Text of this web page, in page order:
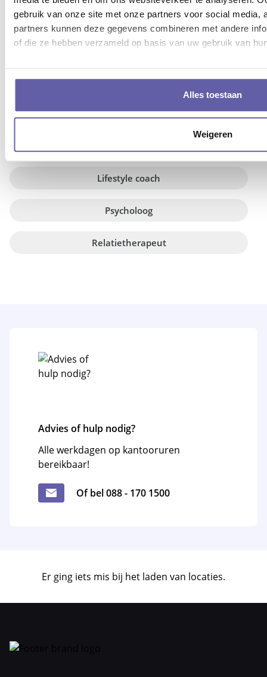
gebruik van onze site met onze partners voor social media,
partners kunnen deze gegevens combineren met andere
of die ze hebben verzameld op basis van uw gebruik van
Alles toestaan
Weigeren
MEESTGEZOCHTE SOORTEN
COACHING
Loopbaancoach
Life coach
Lifestyle coach
Psycholoog
Relatietherapeut
Advies of hulp nodig?
Alle werkdagen op kantooruren
bereikbaar!
Of bel 088 - 170 1500
Er ging iets mis bij het laden van locaties.